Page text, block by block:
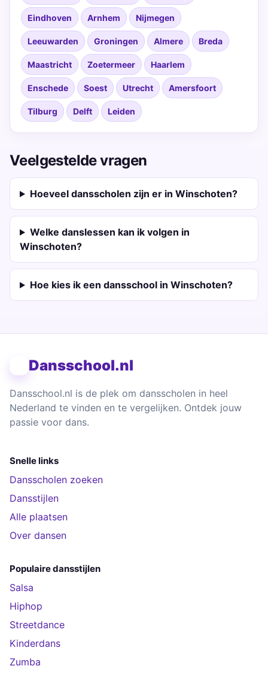
Eindhoven Arnhem Nijmegen
Leeuwarden Groningen Almere Breda
Maastricht Zoetermeer Haarlem
Enschede Soest Utrecht Amersfoort
Tilburg Delft Leiden
Veelgestelde vragen
Hoeveel dansscholen zijn er in Winschoten?
Welke danslessen kan ik volgen in
Winschoten?
Hoe kies ik een dansschool in Winschoten?
Dansschool.nl
Dansschool.nl is de plek om dansscholen in heel
Nederland te vinden en te vergelijken. Ontdek jouw
passie voor dans.
Snelle links
Dansscholen zoeken
Dansstijlen
Alle plaatsen
Over dansen
Populaire dansstijlen
Salsa
Hiphop
Streetdance
Kinderdans
Zumba